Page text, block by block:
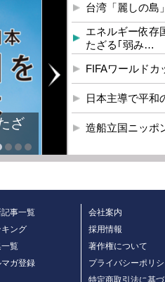
ざ
台湾「麗しの島
エネルギー依
たざる｢弱み…
FIFAワールドカ
日本主導で平和
造船立国ニッポ
事一覧
キング
覧
マガ登録
会社案内
採用情報
著作権について
プライバシーポリ
特定商取引法に基